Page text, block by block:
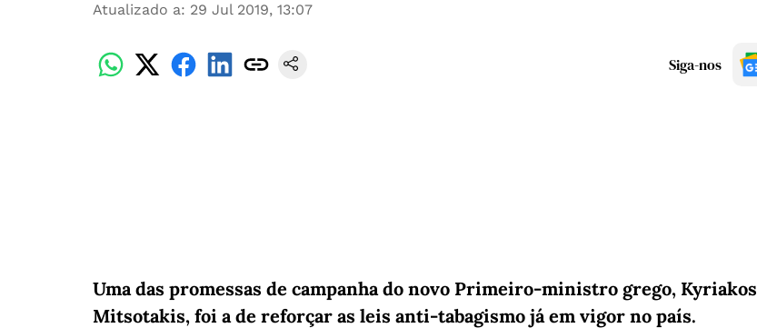
Atualizado a: 29 Jul 2019, 13:07
Siga-nos
Uma das promessas de campanha do novo Primeiro-ministro grego, Kyriakos
Mitsotakis, foi a de reforçar as leis anti-tabagismo já em vigor no país.